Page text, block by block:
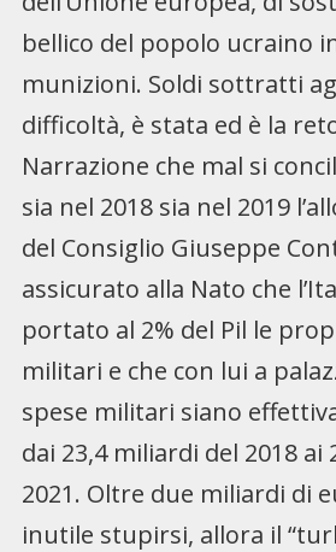
bellico del popolo ucraino
munizioni. Soldi sottratti
difficoltà, è stata ed è la
Narrazione che mal si
sia nel 2018 sia nel 2019
del Consiglio Giuseppe
assicurato alla Nato che
portato al 2% del Pil le
militari e che con lui a
spese militari siano
dai 23,4 miliardi del 2018 ai
2021. Oltre due miliardi di
inutile stupirsi, allora il